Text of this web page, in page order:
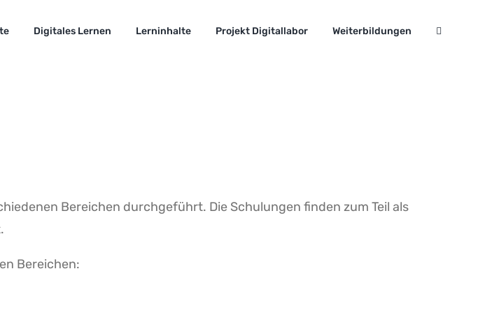
Digitales Lernen Lerninhalte Projekt Digitallabor Weiterbildungen
Bereichen durchgeführt. Die Schulungen finden zum Teil als
Bereichen: